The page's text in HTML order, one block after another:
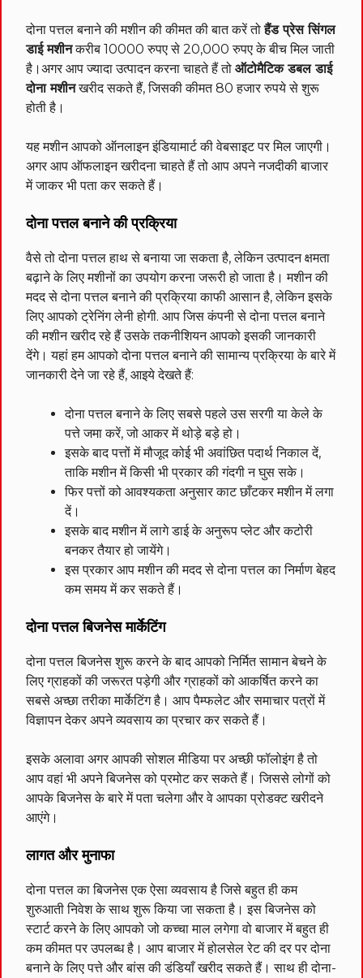
दोना पत्तल बनाने की मशीन की कीमत की बात करें तोहैंड प्रेस सिंगल
डाई मशीनकरीब 10000 रुपए से 20,000 रुपए के बीच मिल जाती
है।अगर आप ज्यादा उत्पादन करना चाहते हैं तो ऑटोमैटिक डबल डाई
दोना मशीनखरीद सकते हैं, जिसकी कीमत 80 हजार रुपये से शुरू
होती है।
यह मशीन आपको ऑनलाइन इंडियामार्ट की वेबसाइट पर मिल जाएगी।
अगर आप ऑफलाइन खरीदना चाहते हैं तो आप अपने नजदीकी बाजार
में जाकर भी पता कर सकते हैं।
दोना पत्तल बनाने की प्रक्रिया
वैसे तो दोना पत्तल हाथ से बनाया जा सकता है, लेकिन उत्पादन क्षमता
बढ़ाने के लिए मशीनों का उपयोग करना जरूरी हो जाता है। मशीन की
मदद से दोना पत्तल बनाने की प्रक्रिया काफी आसान है, लेकिन इसके
लिए आपको ट्रेनिंग लेनी होगी. आप जिस कंपनी से दोना पत्तल बनाने
की मशीन खरीद रहे हैं उसके तकनीशियन आपको इसकी जानकारी
देंगे। यहां हम आपको दोना पत्तल बनाने की सामान्य प्रक्रिया के बारे में
जानकारी देने जा रहे हैं, आइये देखते हैं:
दोना पत्तल बनाने के लिए सबसे पहले उस सरगी या केले के
पत्ते जमा करें, जो आकर में थोड़े बड़े हो।
इसके बाद पत्तों में मौजूद कोई भी अवांछित पदार्थ निकाल दें,
ताकि मशीन में किसी भी प्रकार की गंदगी न घुस सके।
फिर पत्तों को आवश्यकता अनुसार काट छाँटकर मशीन में लगा
दें।
इसके बाद मशीन में लागे डाई के अनुरूप प्लेट और कटोरी
बनकर तैयार हो जायेंगे।
इस प्रकार आप मशीन की मदद से दोना पत्तल का निर्माण बेहद
कम समय में कर सकते हैं।
दोना पत्तल बिजनेस मार्केटिंग
दोना पत्तल बिजनेस शुरू करने के बाद आपको निर्मित सामान बेचने के
लिए ग्राहकों की जरूरत पड़ेगी और ग्राहकों को आकर्षित करने का
सबसे अच्छा तरीका मार्केटिंग है। आप पैम्फलेट और समाचार पत्रों में
विज्ञापन देकर अपने व्यवसाय का प्रचार कर सकते हैं।
इसके अलावा अगर आपकी सोशल मीडिया पर अच्छी फॉलोइंग है तो
आप वहां भी अपने बिजनेस को प्रमोट कर सकते हैं। जिससे लोगों को
आपके बिजनेस के बारे में पता चलेगा और वे आपका प्रोडक्ट खरीदने
आएंगे।
लागत और मुनाफा
दोना पत्तल का बिजनेस एक ऐसा व्यवसाय है जिसे बहुत ही कम
शुरुआती निवेश के साथ शुरू किया जा सकता है। इस बिजनेस को
स्टार्ट करने के लिए आपको जो कच्चा माल लगेगा वो बाजार में बहुत ही
कम कीमत पर उपलब्ध है। आप बाजार में होलसेल रेट की दर पर दोना
बनाने के लिए पत्ते और बांस की डंडियाँ खरीद सकते हैं। साथ ही दोना-